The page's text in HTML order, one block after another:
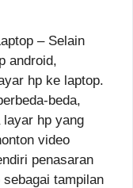
– Selain
android,
hp ke laptop.
beda,
layar hp yang
video
penasaran
tampilan